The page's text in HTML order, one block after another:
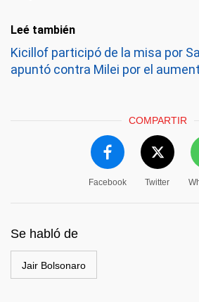
Leé también
Kicillof participó de la misa por
apuntó contra Milei por el
COMPARTIR
Facebook Twitter
Se habló de
Jair Bolsonaro